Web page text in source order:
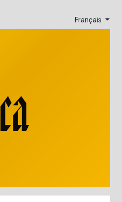
Français